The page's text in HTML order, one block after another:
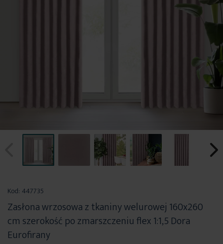
początek
galerii
Kod: 447735
Zasłona wrzosowa z tkaniny welurowej 160x260
cm szerokość po zmarszczeniu flex 1:1,5 Dora
Eurofirany